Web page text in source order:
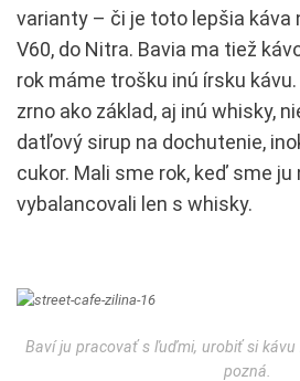
varianty – či je toto lepšia káva
V60, do Nitra. Bavia ma tiež
rok máme trošku inú írsku
zrno ako základ, aj inú whisky,
datľový sirup na dochutenie,
cukor. Mali sme rok, keď sme
vybalancovali len s whisky.
Baví ju pracovať s ľuďmi, urobiť si
pozná.